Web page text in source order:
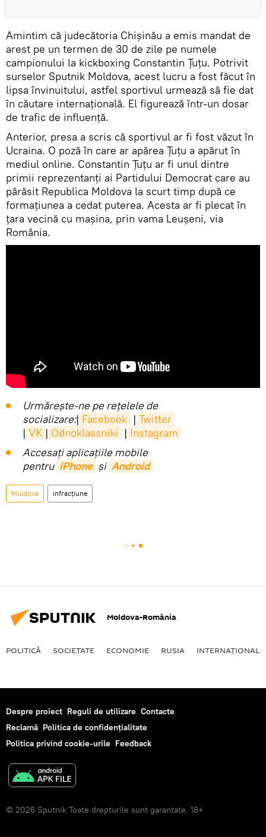
Amintim că judecătoria Chișinău a emis mandat de
arest pe un termen de 30 de zile pe numele
campionului la kickboxing Constantin Ţuţu. Potrivit
surselor Sputnik Moldova, acest lucru a fost făcut în
lipsa învinuitului, astfel sportivul urmează să fie dat
în căutare internațională. El figurează într-un dosar
de trafic de influență.
Anterior, presa a scris că sportivul ar fi fost văzut în
Ucraina. O poză în care ar apărea Ţuţu a apărut în
mediul online. Constantin Țuțu ar fi unul dintre
primii reprezentanți ai Partidului Democrat care au
părăsit Republica Moldova la scurt timp după ce
formațiunea a cedat puterea. Acesta ar fi plecat în
țara vecină cu mașina, prin vama Leușeni, via
România.
Urmărește-ne pe rețelele de
socializare:| Facebook | Twitter
| VK | Odnoklassniki | Instagram
Accesaţi aplicaţiile mobile
pentru iPhone și Android
Moldova infracțiune
Moldova-România
POLITICĂ SOCIETATE ECONOMIE RUSIA INTERNAŢIONAL
Despre proiect Reguli de utilizare Contacte
Reclamă Politica de confidențialitate
Politica privind cookie-urile Feedback
© 2026 Sputnik Toate drepturile sunt garantate. 18+